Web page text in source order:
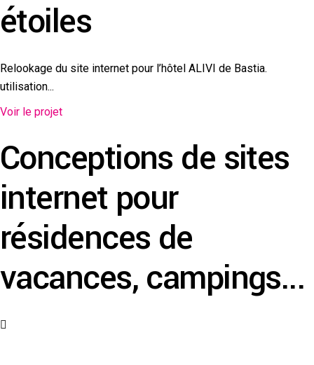
étoiles
Relookage du site internet pour l’hôtel ALIVI de Bastia.
utilisation...
Voir le projet
Conceptions de sites
internet pour
résidences de
vacances, campings...